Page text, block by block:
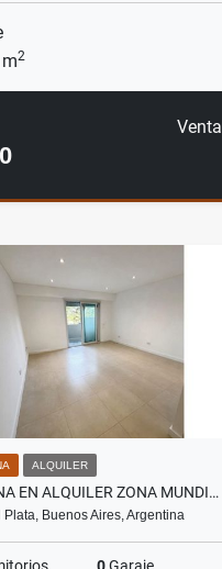
2
Venta
ALQUILER
OFICINA EN ALQUILER ZONA MUNDIALISTA
Plata, Buenos Aires, Argentina